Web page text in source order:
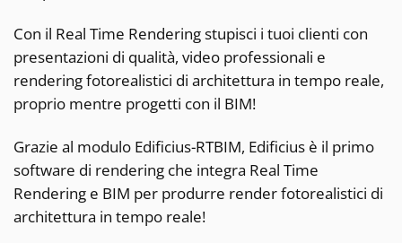
Con il Real Time Rendering stupisci i tuoi clienti con
presentazioni di qualità, video professionali e
rendering fotorealistici di architettura in tempo reale,
proprio mentre progetti con il BIM!
Grazie al modulo Edificius-RTBIM, Edificius è il primo
software di rendering che integra Real Time
Rendering e BIM per produrre render fotorealistici di
architettura in tempo reale!